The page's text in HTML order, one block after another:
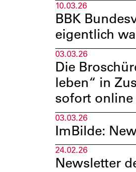
10.03.26
BBK
eigentlich
03.03.26
Die
leben“ in
sofort
03.03.26
ImBilde:
24.02.26
Newsletter